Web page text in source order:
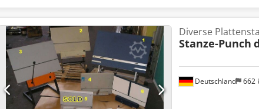
Deutschland 662
Diverse
Stanze-Punch